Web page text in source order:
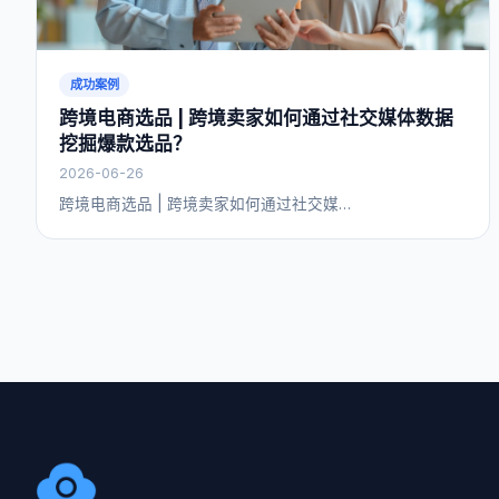
成功案例
跨境电商选品 | 跨境卖家如何通过社交媒体数据
挖掘爆款选品？
2026-06-26
跨境电商选品 | 跨境卖家如何通过社交媒…